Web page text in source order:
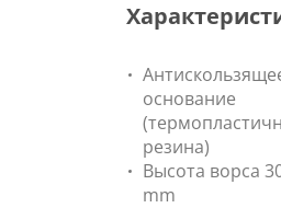
основание
резина)
Высота ворса
mm